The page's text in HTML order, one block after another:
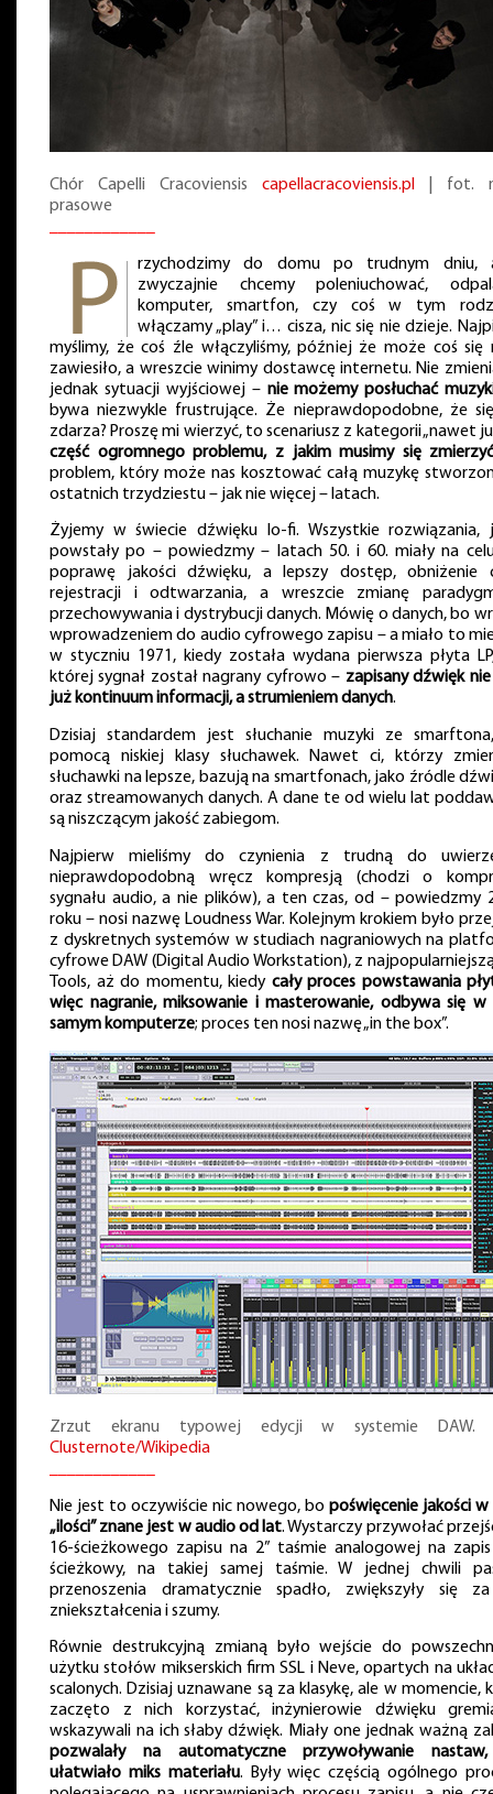
Chór Capelli Cracoviensis capellacracoviensis.pl
| fot.
prasowe
rzychodzimy do domu po trudnym dniu,
zwyczajnie chcemy poleniuchować,
komputer, smartfon, czy coś w tym
włączamy „play” i… cisza, nic się nie dzieje.
myślimy, że coś źle włączyliśmy, później że może coś się
zawiesiło, a wreszcie winimy dostawcę internetu. Nie
jednak sytuacji wyjściowej – nie możemy posłuchać
bywa niezwykle frustrujące. Że nieprawdopodobne, że
zdarza? Proszę mi wierzyć, to scenariusz z kategorii „nawet
część ogromnego problemu, z jakim musimy się
problem, który może nas kosztować całą muzykę
ostatnich trzydziestu – jak nie więcej – latach.
Żyjemy w świecie dźwięku lo-fi. Wszystkie rozwiązania,
powstały po – powiedzmy – latach 50. i 60. miały na
poprawę jakości dźwięku, a lepszy dostęp, obniżenie
rejestracji i odtwarzania, a wreszcie zmianę
przechowywania i dystrybucji danych. Mówię o danych, bo
wprowadzeniem do audio cyfrowego zapisu – a miało to
w styczniu 1971, kiedy została wydana pierwsza płyta
której sygnał został nagrany cyfrowo – zapisany dźwięk
już kontinuum informacji, a strumieniem danych.
Dzisiaj standardem jest słuchanie muzyki ze
pomocą niskiej klasy słuchawek. Nawet ci, którzy
słuchawki na lepsze, bazują na smartfonach, jako źródle
oraz streamowanych danych. A dane te od wielu lat
są niszczącym jakość zabiegom.
Najpierw mieliśmy do czynienia z trudną do
nieprawdopodobną wręcz kompresją (chodzi o
sygnału audio, a nie plików), a ten czas, od – powiedzmy
roku – nosi nazwę Loudness War. Kolejnym krokiem było
z dyskretnych systemów w studiach nagraniowych na
cyfrowe DAW (Digital Audio Workstation), z
Tools, aż do momentu, kiedy cały proces powstawania
więc nagranie, miksowanie i masterowanie, odbywa się
samym komputerze; proces ten nosi nazwę „in the box”.
Zrzut ekranu typowej edycji w systemie DAW.
Clusternote/Wikipedia
Nie jest to oczywiście nic nowego, bo poświęcenie jakości w
„ilości” znane jest w audio od lat. Wystarczy przywołać
16-ścieżkowego zapisu na 2” taśmie analogowej na
ścieżkowy, na takiej samej taśmie. W jednej chwili
przenoszenia dramatycznie spadło, zwiększyły się
zniekształcenia i szumy.
Równie destrukcyjną zmianą było wejście do
użytku stołów mikserskich firm SSL i Neve, opartych na
scalonych. Dzisiaj uznawane są za klasykę, ale w momencie,
zaczęto z nich korzystać, inżynierowie dźwięku
wskazywali na ich słaby dźwięk. Miały one jednak ważną
pozwalały na automatyczne przywoływanie
ułatwiało miks materiału. Były więc częścią ogólnego